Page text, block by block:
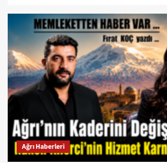
Ağrı Haberleri